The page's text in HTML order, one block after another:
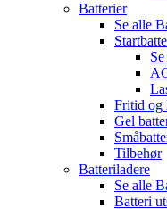
Batterier
Se alle
Fritid og
Gel
Tilbehør
Batteriladere
Se alle
Batteri